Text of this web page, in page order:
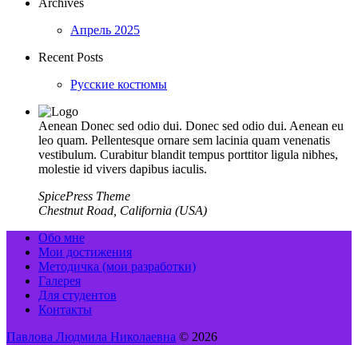
Archives
Апрель 2025
Recent Posts
Русские костюмы
Aenean Donec sed odio dui. Donec sed odio dui. Aenean eu
leo quam. Pellentesque ornare sem lacinia quam venenatis
vestibulum. Curabitur blandit tempus porttitor ligula nibhes,
molestie id vivers dapibus iaculis.
SpicePress Theme
Chestnut Road, California (USA)
Обо мне
Мои достижения
Методичка (мои разработки)
Галерея
Для студентов
Контакты
Павлова Людмила Николаевна © 2026